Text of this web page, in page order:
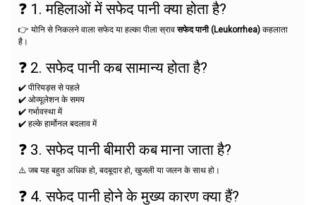
❓ 1. महिलाओं में सफेद पानी क्या होता है?
👉 योनि से निकलने वाला सफेद या हल्का पीला स्रावसफेद पानी (Leukorrhea) कहलाता
है।
❓ 2. सफेद पानी कब सामान्य होता है?
✔️ पीरियड्स से पहले
✔️ ओव्यूलेशन के समय
✔️ गर्भावस्था में
✔️ हल्के हार्मोनल बदलाव में
❓ 3. सफेद पानी बीमारी कब माना जाता है?
⚠️ जब यह बहुत अधिक हो, बदबूदार हो, खुजली या जलन के साथ हो।
❓ 4. सफेद पानी होने के मुख्य कारण क्या हैं?